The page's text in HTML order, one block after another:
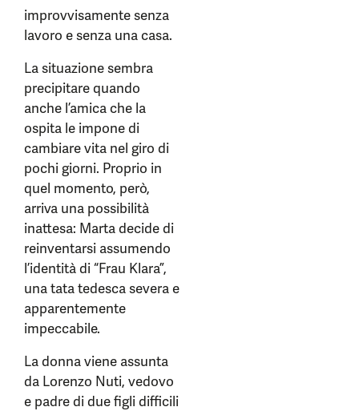
improvvisamente senza
lavoro e senza una casa.
La situazione sembra
precipitare quando
anche l’amica che la
ospita le impone di
cambiare vita nel giro di
pochi giorni. Proprio in
quel momento, però,
arriva una possibilità
inattesa: Marta decide di
reinventarsi assumendo
l’identità di “Frau Klara”,
una tata tedesca severa e
apparentemente
impeccabile.
La donna viene assunta
da Lorenzo Nuti, vedovo
e padre di due figli difficili